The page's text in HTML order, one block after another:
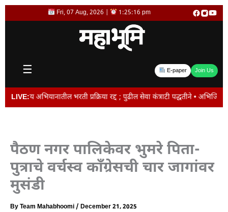
Skip
Fri, 07 Aug, 2026 | 1:25:16 pm
☰ E-paper Join Us
LIVE:अभियानातील भरती प्रक्रिया रद्द ; पुढील सेवा कंत्राटी पद्धतीने •
पैठण नगर पालिकेवर भुमरे पिता-
पुत्राचे वर्चस्व काँग्रेसची चार जागांवर
मुसंडी
ByTeam Mahabhoomi/ December 21, 2025